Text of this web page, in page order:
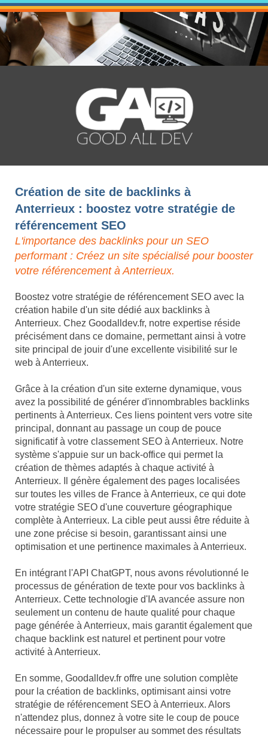
Création de site de backlinks à
Anterrieux : boostez votre stratégie de
référencement SEO
L'importance des backlinks pour un SEO
performant : Créez un site spécialisé pour booster
votre référencement à Anterrieux.
Boostez votre stratégie de référencement SEO avec la
création habile d'un site dédié aux backlinks à
Anterrieux. Chez Goodalldev.fr, notre expertise réside
précisément dans ce domaine, permettant ainsi à votre
site principal de jouir d'une excellente visibilité sur le
web à Anterrieux.
Grâce à la création d'un site externe dynamique, vous
avez la possibilité de générer d'innombrables backlinks
pertinents à Anterrieux. Ces liens pointent vers votre site
principal, donnant au passage un coup de pouce
significatif à votre classement SEO à Anterrieux. Notre
système s'appuie sur un back-office qui permet la
création de thèmes adaptés à chaque activité à
Anterrieux. Il génère également des pages localisées
sur toutes les villes de France à Anterrieux, ce qui dote
votre stratégie SEO d'une couverture géographique
complète à Anterrieux. La cible peut aussi être réduite à
une zone précise si besoin, garantissant ainsi une
optimisation et une pertinence maximales à Anterrieux.
En intégrant l'API ChatGPT, nous avons révolutionné le
processus de génération de texte pour vos backlinks à
Anterrieux. Cette technologie d'IA avancée assure non
seulement un contenu de haute qualité pour chaque
page générée à Anterrieux, mais garantit également que
chaque backlink est naturel et pertinent pour votre
activité à Anterrieux.
En somme, Goodalldev.fr offre une solution complète
pour la création de backlinks, optimisant ainsi votre
stratégie de référencement SEO à Anterrieux. Alors
n'attendez plus, donnez à votre site le coup de pouce
nécessaire pour le propulser au sommet des résultats